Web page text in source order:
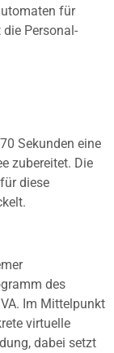
für
Personal-
Sekunden eine
zubereitet. Die
diese
des
Im Mittelpunkt
virtuelle
dabei setzt